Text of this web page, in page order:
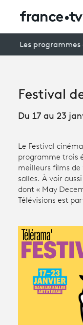
connexion
Avantages
Creators
Participer et
À votre écoute
Productions et
Les
Festival
Du 17 au 23
Le Festival
programme trois
meilleurs films de
salles. À voir
dont « May
Télévisions est